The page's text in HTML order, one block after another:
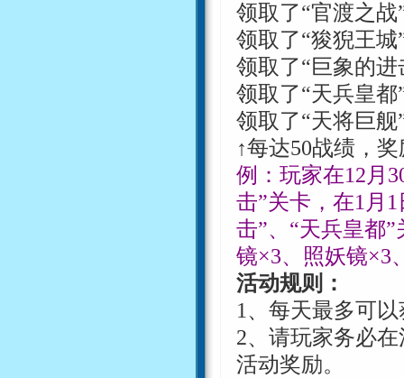
领取了“官渡之
领取了“狻猊王
领取了“巨象的
领取了“天兵皇
领取了“天将巨
↑每达50战绩，
例：玩家在12 月
击”关卡，在1 月 1
击”、“天兵皇都
镜×3、照妖镜×3
活动规则：
1 、每天最多可
2、请玩家务必
活动奖励。